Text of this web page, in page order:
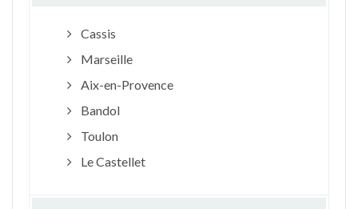
Cassis
Marseille
Aix-en-Provence
Bandol
Toulon
Le Castellet